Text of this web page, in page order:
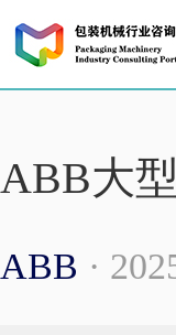
ABB大
ABB ·